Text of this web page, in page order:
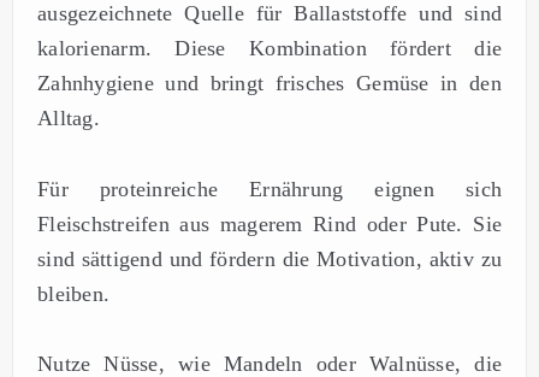
ausgezeichnete Quelle für Ballaststoffe und sind
kalorienarm. Diese Kombination fördert die
Zahnhygiene und bringt frisches Gemüse in den
Alltag.
Für proteinreiche Ernährung eignen sich
Fleischstreifen aus magerem Rind oder Pute. Sie
sind sättigend und fördern die Motivation, aktiv zu
bleiben.
Nutze Nüsse, wie Mandeln oder Walnüsse, die